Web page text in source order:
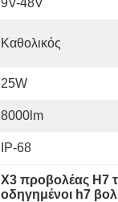
9V-48V
Καθολικός
25W
8000lm
IP-68
X3 προβολέας H7
οδηγημένοι h7